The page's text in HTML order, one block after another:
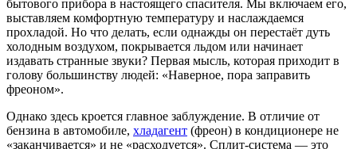
бытового прибора в настоящего спасителя. Мы включаем его,
выставляем комфортную температуру и наслаждаемся
прохладой. Но что делать, если однажды он перестаёт дуть
холодным воздухом, покрывается льдом или начинает
издавать странные звуки? Первая мысль, которая приходит в
голову большинству людей: «Наверное, пора заправить
фреоном».
Однако здесь кроется главное заблуждение. В отличие от
бензина в автомобиле, хладагент (фреон) в кондиционере не
«заканчивается» и не «расходуется». Сплит-система — это